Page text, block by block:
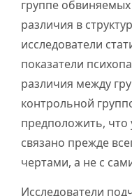
группе
различия в
исследователи
показатели
различия между
контрольной
предположить,
связано прежде
чертами, а не с
Исследователи